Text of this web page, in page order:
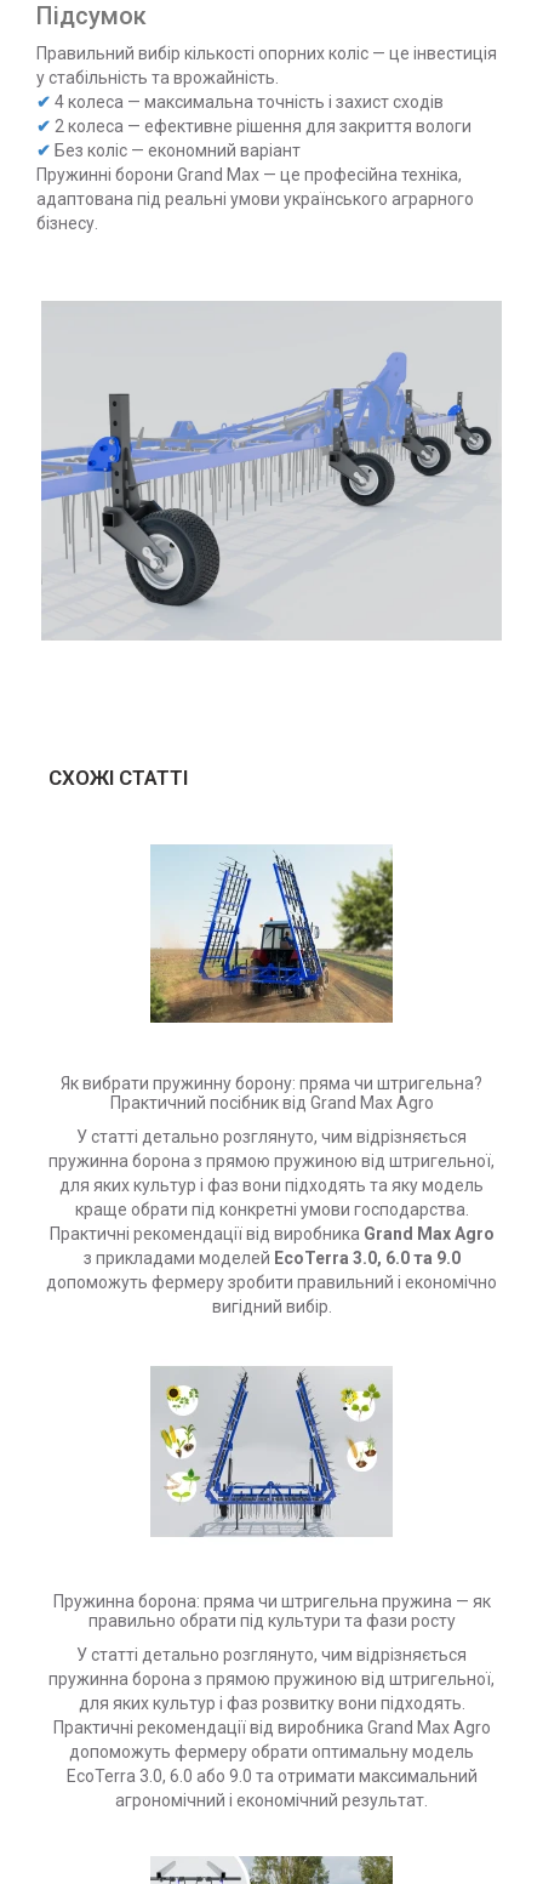
Підсумок
Правильний вибір кількості опорних коліс — це інвестиція
у стабільність та врожайність.
✔ 4 колеса — максимальна точність і захист сходів
✔ 2 колеса — ефективне рішення для закриття вологи
✔ Без коліс — економний варіант
Пружинні борони Grand Max — це професійна техніка,
адаптована під реальні умови українського аграрного
бізнесу.
СХОЖІ СТАТТІ
Як вибрати пружинну борону: пряма чи штригельна?
Практичний посібник від Grand Max Agro
У статті детально розглянуто, чим відрізняється
пружинна борона з прямою пружиною від штригельної,
для яких культур і фаз вони підходять та яку модель
краще обрати під конкретні умови господарства.
Практичні рекомендації від виробника Grand Max Agro
з прикладами моделей EcoTerra 3.0, 6.0 та 9.0
допоможуть фермеру зробити правильний і економічно
вигідний вибір.
Пружинна борона: пряма чи штригельна пружина — як
правильно обрати під культури та фази росту
У статті детально розглянуто, чим відрізняється
пружинна борона з прямою пружиною від штригельної,
для яких культур і фаз розвитку вони підходять.
Практичні рекомендації від виробника Grand Max Agro
допоможуть фермеру обрати оптимальну модель
EcoTerra 3.0, 6.0 або 9.0 та отримати максимальний
агрономічний і економічний результат.